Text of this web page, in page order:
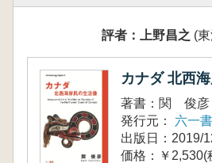
評者：上野昌之 (
カナダ 北西
著書：関 俊彦
発行元： 六一
出版日：2019/
価格：￥2,530(